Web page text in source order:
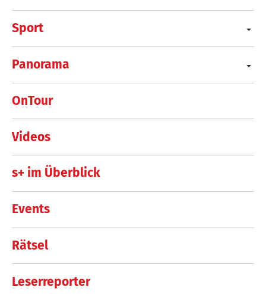
Sport
Panorama
OnTour
Videos
s+ im Überblick
Events
Rätsel
Leserreporter